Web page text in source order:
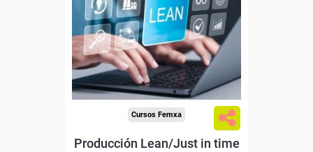
Para desempleados,
trabajadores y autónomos.
Sector
-Industria Química.
Cursos Femxa
Producción Lean/Just in time